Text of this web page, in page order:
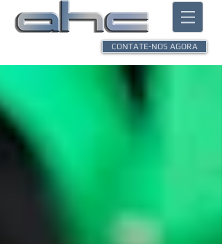
CONTATE-NOS AGORA